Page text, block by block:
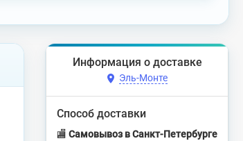
Информация о доставке
Эль-Монте
Способ доставки
🏬 Самовывоз в Санкт-Петербурге